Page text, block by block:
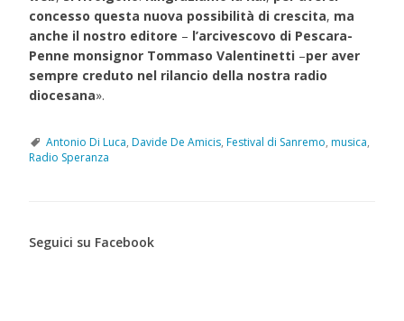
concesso questa nuova possibilità di crescita, ma
anche il nostro editore – l’arcivescovo di Pescara-
Penne monsignor Tommaso Valentinetti –per aver
sempre creduto nel rilancio della nostra radio
diocesana».
Antonio Di Luca,Davide De Amicis,Festival di Sanremo,musica,
Radio Speranza
Seguici su Facebook